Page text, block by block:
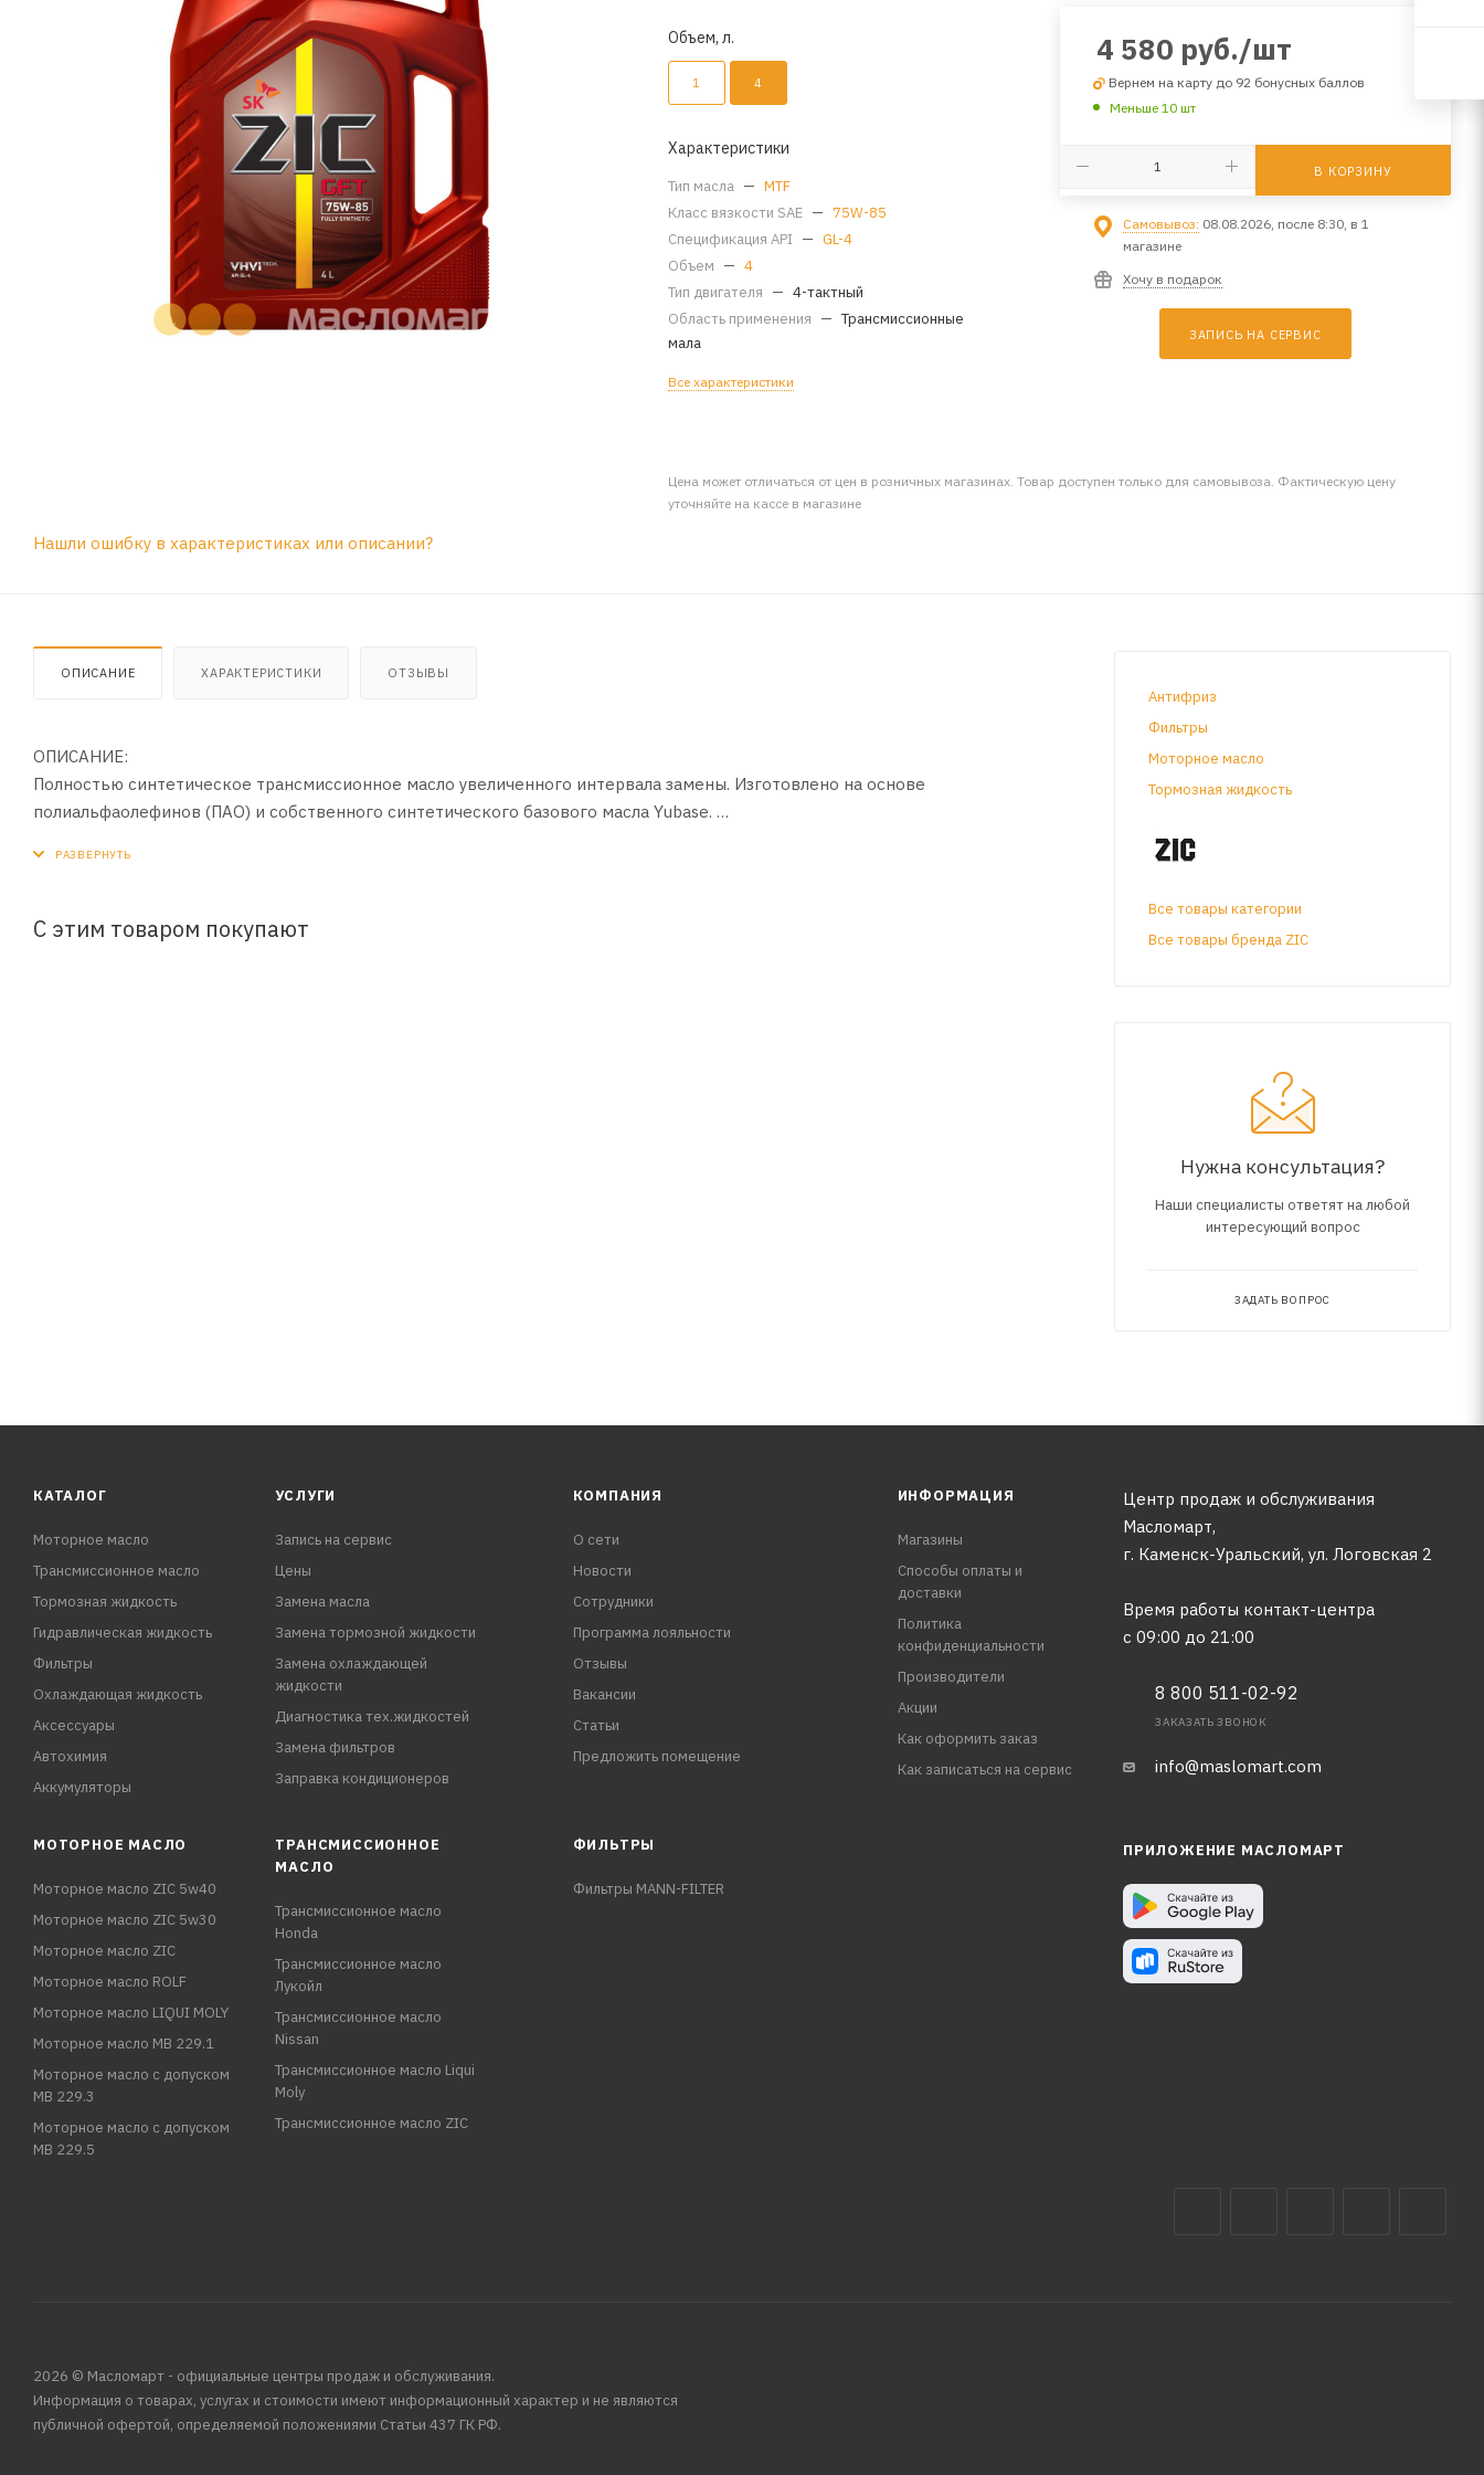
Объем, л.
1 4
Характеристики
Тип масла — MTF
Класс вязкости SAE — 75W-85
Спецификация API — GL-4
Объем — 4
Тип двигателя — 4-тактный
Область применения — Трансмиссионные
мала
Все характеристики
4 580 руб./шт
Вернем на карту до 92 бонусных баллов
Меньше 10 шт
В КОРЗИНУ
Самовывоз: 08.08.2026, после 8:30, в 1
магазине
Хочу в подарок
ЗАПИСЬ НА СЕРВИС
Цена может отличаться от цен в розничных магазинах. Товар доступен только для самовывоза. Фактическую цену
уточняйте на кассе в магазине
Нашли ошибку в характеристиках или описании?
ОПИСАНИЕ ХАРАКТЕРИСТИКИ ОТЗЫВЫ
ОПИСАНИЕ:
Полностью синтетическое трансмиссионное масло увеличенного интервала замены. Изготовлено на основе
полиальфаолефинов (ПАО) и собственного синтетического базового масла Yubase.
заливки на заводах Hyundai и KIA.
С этим товаром покупают
Антифриз
Фильтры
Моторное масло
Тормозная жидкость
Все товары категории
Все товары бренда ZIC
Нужна консультация?
Наши специалисты ответят на любой
интересующий вопрос
ЗАДАТЬ ВОПРОС
КАТАЛОГ
Моторное масло
Трансмиссионное масло
Тормозная жидкость
Гидравлическая жидкость
Фильтры
Охлаждающая жидкость
Аксессуары
Автохимия
Аккумуляторы
УСЛУГИ
Запись на сервис
Цены
Замена масла
Замена тормозной жидкости
Замена охлаждающей
жидкости
Диагностика тех.жидкостей
Замена фильтров
Заправка кондиционеров
КОМПАНИЯ
О сети
Новости
Сотрудники
Программа лояльности
Отзывы
Вакансии
Статьи
Предложить помещение
ИНФОРМАЦИЯ
Магазины
Способы оплаты и
доставки
Политика
конфиденциальности
Производители
Акции
Как оформить заказ
Как записаться на сервис
Центр продаж и обслуживания
Масломарт,
г. Каменск-Уральский, ул. Логовская 2
Время работы контакт-центра
с 09:00 до 21:00
8 800 511-02-92
ЗАКАЗАТЬ ЗВОНОК
info@maslomart.com
МОТОРНОЕ МАСЛО
Моторное масло ZIC 5w40
Моторное масло ZIC 5w30
Моторное масло ZIC
Моторное масло ROLF
Моторное масло LIQUI MOLY
Моторное масло MB 229.1
Моторное масло с допуском
MB 229.3
Моторное масло с допуском
MB 229.5
ТРАНСМИССИОННОЕ
МАСЛО
Трансмиссионное масло
Honda
Трансмиссионное масло
Лукойл
Трансмиссионное масло
Nissan
Трансмиссионное масло Liqui
Moly
Трансмиссионное масло ZIC
ФИЛЬТРЫ
Фильтры MANN-FILTER
ПРИЛОЖЕНИЕ МАСЛОМАРТ
2026 © Масломарт - официальные центры продаж и обслуживания.
Информация о товарах, услугах и стоимости имеют информационный характер и не являются
публичной офертой, определяемой положениями Статьи 437 ГК РФ.